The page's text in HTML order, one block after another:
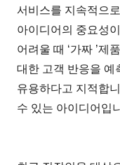
서비스를 지속적으
아이디어의 중요성
어려울 때 ‘가짜 ’제
대한 고객 반응을 예
유용하다고 지적합
수 있는 아이디어입